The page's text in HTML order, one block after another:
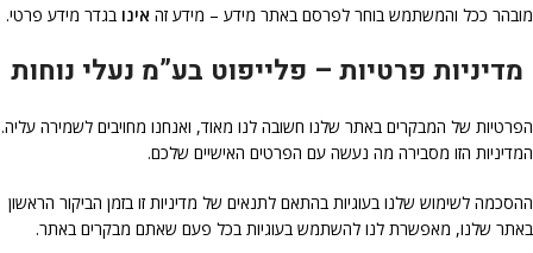
מובהר ככל והמשתמש בוחר לפרסם באתר מידע – מידע זה אינו בגדר מידע פרטי.
מדיניות פרטיות – פלייפוט בע”מ נעלי נוחות
הפרטיות של המבקרים באתר שלנו חשובה לנו מאוד, ואנחנו מחויבים לשמירה עליה.
המדיניות הזו מסבירה מה נעשה עם הפרטים האישיים שלכם.
ההסכמה לשימוש שלנו בעוגיות בהתאם לתנאים של מדיניות זו בזמן הביקור הראשון
באתר שלנו, מאפשרת לנו להשתמש בעוגיות בכל פעם שאתם מבקרים באתר.